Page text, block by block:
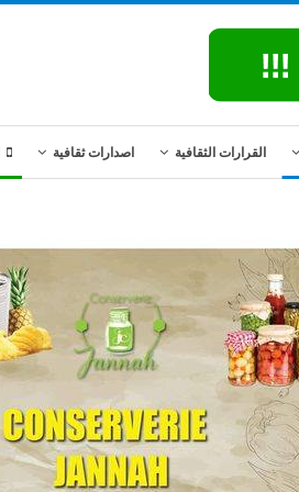
القرارات الثقافية اصدارات ثقافية